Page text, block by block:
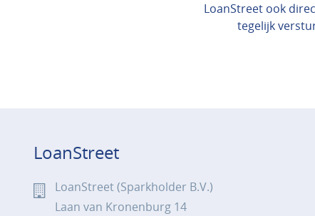
LoanStreet ook
tegelijk
LoanStreet
LoanStreet (Sparkholder B.V.)
Laan van Kronenburg 14